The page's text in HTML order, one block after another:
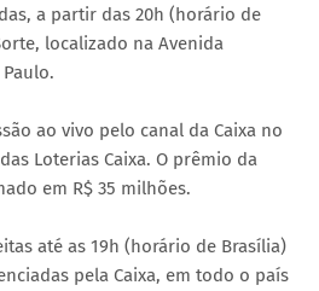
a partir das 20h (horário de
localizado na Avenida
ao vivo pelo canal da Caixa no
Loterias Caixa. O prêmio da
em R$ 35 milhões.
até as 19h (horário de Brasília)
pela Caixa, em todo o país